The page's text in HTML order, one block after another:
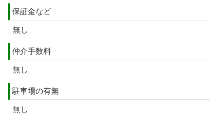
保証金など
無し
仲介手数料
無し
駐車場の有無
無し